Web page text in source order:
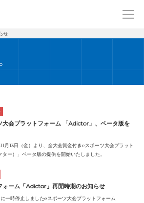
せ
大会プラットフォーム 「Adictor」、ベータ版を
月13日（金）より、全大会賞金付きeスポーツ大会プラット
ー）」ベータ版の提供を開始いたしました。
ォーム「Adictor」再開時期のお知らせ
一時停止しましたeスポーツ大会プラットフォーム